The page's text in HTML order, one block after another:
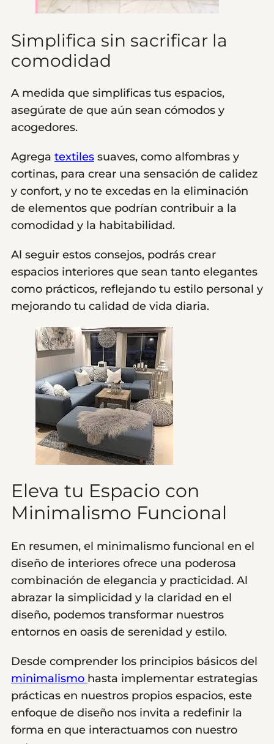
Simplifica sin sacrificar la
comodidad
A medida que simplificas tus espacios,
asegúrate de que aún sean cómodos y
acogedores.
Agrega textiles suaves, como alfombras y
cortinas, para crear una sensación de calidez
y confort, y no te excedas en la eliminación
de elementos que podrían contribuir a la
comodidad y la habitabilidad.
Al seguir estos consejos, podrás crear
espacios interiores que sean tanto elegantes
como prácticos, reflejando tu estilo personal y
mejorando tu calidad de vida diaria.
Eleva tu Espacio con
Minimalismo Funcional
En resumen, el minimalismo funcional en el
diseño de interiores ofrece una poderosa
combinación de elegancia y practicidad. Al
abrazar la simplicidad y la claridad en el
diseño, podemos transformar nuestros
entornos en oasis de serenidad y estilo.
Desde comprender los principios básicos del
minimalismo hasta implementar estrategias
prácticas en nuestros propios espacios, este
enfoque de diseño nos invita a redefinir la
forma en que interactuamos con nuestro